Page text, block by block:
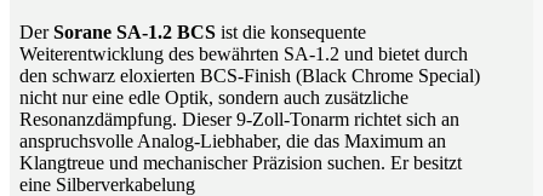
DerSorane SA-1.2 BCS ist die konsequente
Weiterentwicklung des bewährten SA-1.2 und bietet durch
den schwarz eloxierten BCS-Finish (Black Chrome Special)
nicht nur eine edle Optik, sondern auch zusätzliche
Resonanzdämpfung. Dieser 9-Zoll-Tonarm richtet sich an
anspruchsvolle Analog-Liebhaber, die das Maximum an
Klangtreue und mechanischer Präzision suchen. Er besitzt
eine Silberverkabelung